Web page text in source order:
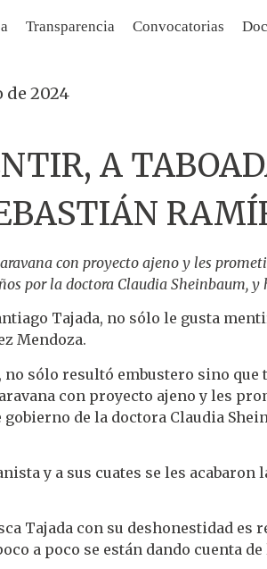
Transparencia Convocatorias
de 2024
A
con proyecto ajeno y les
por la doctora Claudia Sheinbaum,
Tajada, no sólo le gusta
Mendoza.
no sólo resultó embustero sino
con proyecto ajeno y les
de la doctora Claudia
y a sus cuates se les
Tajada con su deshonestidad
a poco se están dando cuenta